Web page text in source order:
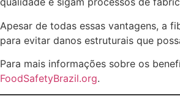
Apesar de todas essas vantagens, a
para evitar danos estruturais que
Para mais informações sobre os
FoodSafetyBrazil.org.